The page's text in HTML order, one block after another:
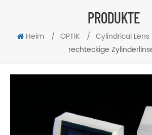
PRODUKTE
Heim / OPTIK / Cylindrical Lens
rechteckige